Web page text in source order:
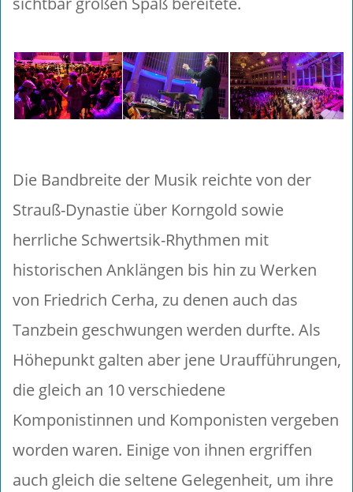
Die Bandbreite der Musik reichte von der
Strauß-Dynastie über Korngold sowie
herrliche Schwertsik-Rhythmen mit
historischen Anklängen bis hin zu Werken
von Friedrich Cerha, zu denen auch das
Tanzbein geschwungen werden durfte. Als
Höhepunkt galten aber jene Uraufführungen,
die gleich an 10 verschiedene
Komponistinnen und Komponisten vergeben
worden waren. Einige von ihnen ergriffen
auch gleich die seltene Gelegenheit, um ihre